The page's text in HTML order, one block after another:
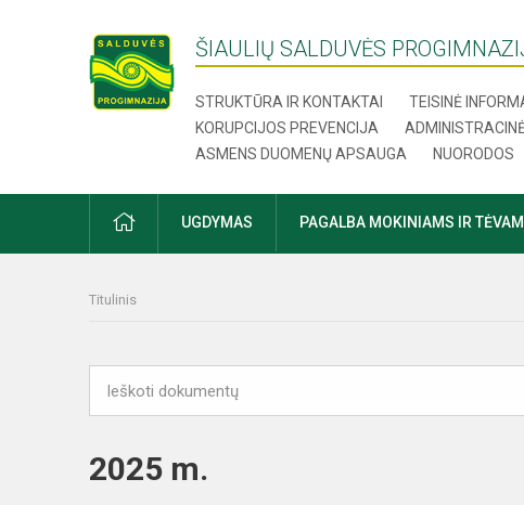
ŠIAULIŲ SALDUVĖS
STRUKTŪRA IR KONTAKTAI TEISINĖ
KORUPCIJOS PREVENCIJA
ASMENS DUOMENŲ APSAUGA
NUORODOS
UGDYMAS PAGALBA MOKINIAMS IR
Titulinis
2025 m.